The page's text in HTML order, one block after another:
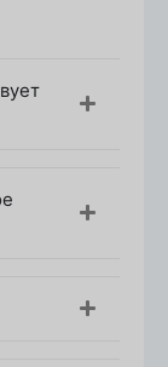
команде
особые